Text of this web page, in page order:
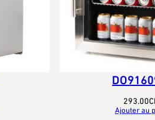
293.00
Ajouter au